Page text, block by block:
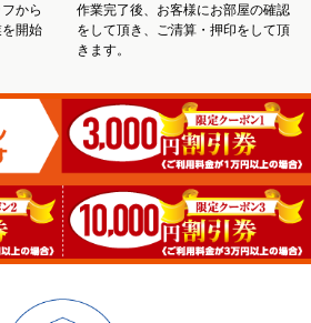
から
開始
作業完了後、お客様にお部屋の確認
をして頂き、ご清算・押印をして頂
きます。